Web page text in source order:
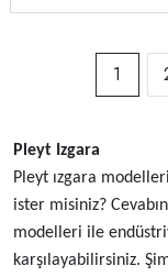
1
Pleyt Izgara
Pleyt ızgara
ister misiniz?
modelleri ile
karşılayabilirsiniz.